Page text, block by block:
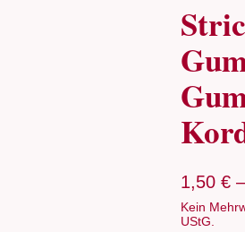
1,50 €
Kein
UStG.